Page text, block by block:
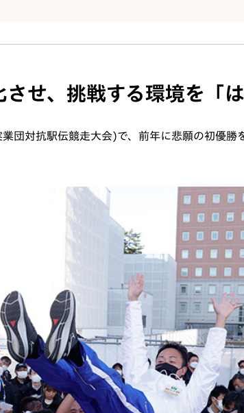
せ、挑戦する環境を「は
団対抗駅伝競走大会)で、前年に悲願の初優勝